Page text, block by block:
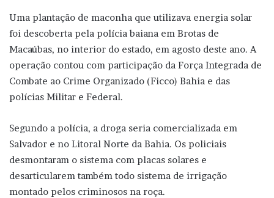
Uma plantação de maconha que utilizava energia solar
foi descoberta pela polícia baiana em Brotas de
Macaúbas, no interior do estado, em agosto deste ano. A
operação contou com participação da Força Integrada de
Combate ao Crime Organizado (Ficco) Bahia e das
polícias Militar e Federal.
Segundo a polícia, a droga seria comercializada em
Salvador e no Litoral Norte da Bahia. Os policiais
desmontaram o sistema com placas solares e
desarticularem também todo sistema de irrigação
montado pelos criminosos na roça.